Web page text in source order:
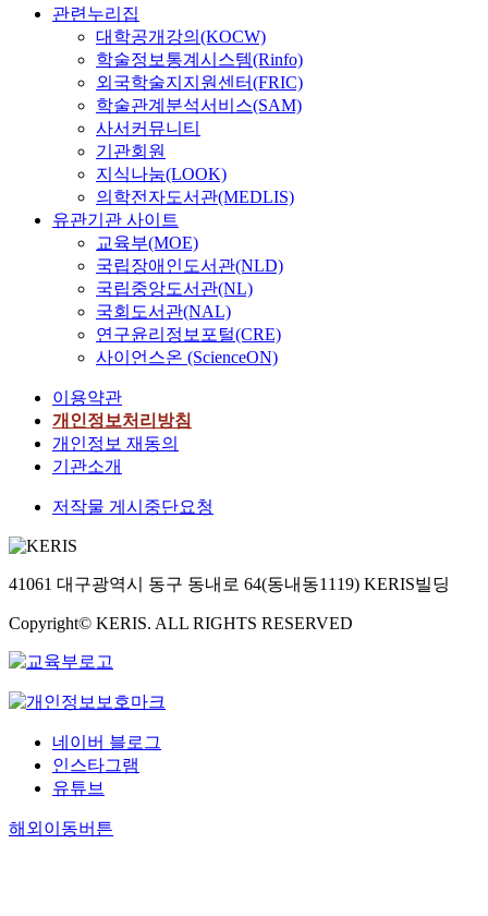
관련누리집
대학공개강의(KOCW)
학술정보통계시스템(Rinfo)
외국학술지지원센터(FRIC)
학술관계분석서비스(SAM)
사서커뮤니티
기관회원
지식나눔(LOOK)
의학전자도서관(MEDLIS)
유관기관 사이트
교육부(MOE)
국립장애인도서관(NLD)
국립중앙도서관(NL)
국회도서관(NAL)
연구윤리정보포털(CRE)
사이언스온 (ScienceON)
이용약관
개인정보처리방침
개인정보 재동의
기관소개
저작물 게시중단요청
41061 대구광역시 동구 동내로 64(동내동1119) KERIS빌딩
Copyright© KERIS. ALL RIGHTS RESERVED
네이버 블로그
인스타그램
유튜브
해외이동버튼